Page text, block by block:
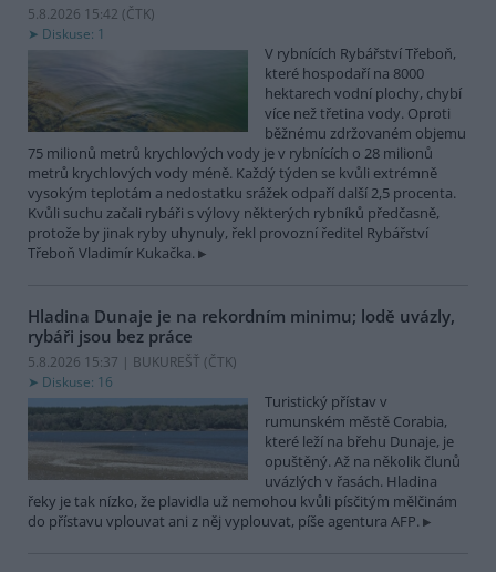
5.8.2026 15:42 (ČTK)
Diskuse: 1
V rybnících Rybářství Třeboň,
které hospodaří na 8000
hektarech vodní plochy, chybí
více než třetina vody. Oproti
běžnému zdržovaném objemu
75 milionů metrů krychlových vody je v rybnících o 28 milionů
metrů krychlových vody méně. Každý týden se kvůli extrémně
vysokým teplotám a nedostatku srážek odpaří další 2,5 procenta.
Kvůli suchu začali rybáři s výlovy některých rybníků předčasně,
protože by jinak ryby uhynuly, řekl provozní ředitel Rybářství
Třeboň Vladimír Kukačka.
Hladina Dunaje je na rekordním minimu; lodě uvázly,
rybáři jsou bez práce
5.8.2026 15:37 | BUKUREŠŤ (ČTK)
Diskuse: 16
Turistický přístav v
rumunském městě Corabia,
které leží na břehu Dunaje, je
opuštěný. Až na několik člunů
uvázlých v řasách. Hladina
řeky je tak nízko, že plavidla už nemohou kvůli písčitým mělčinám
do přístavu vplouvat ani z něj vyplouvat, píše agentura AFP.